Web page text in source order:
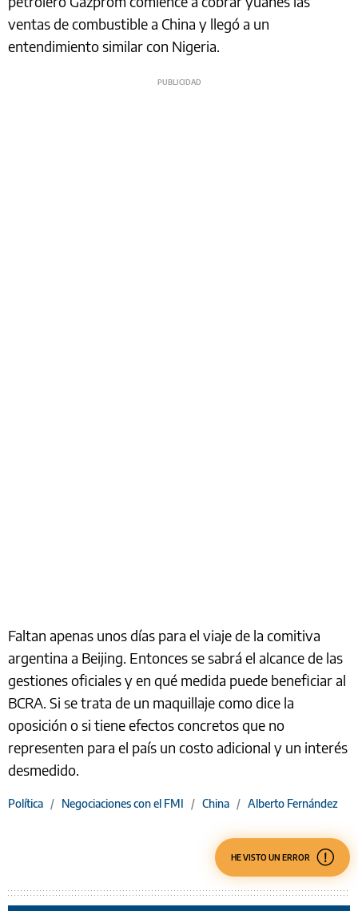
ventas de combustible a China y llegó a un
entendimiento similar con Nigeria.
Faltan apenas unos días para el viaje de la comitiva
argentina a Beijing. Entonces se sabrá el alcance de las
gestiones oficiales y en qué medida puede beneficiar al
BCRA. Si se trata de un maquillaje como dice la
oposición o si tiene efectos concretos que no
representen para el país un costo adicional y un interés
desmedido.
Política / Negociaciones con el FMI / China / Alberto Fernández
HE VISTO UN ERROR